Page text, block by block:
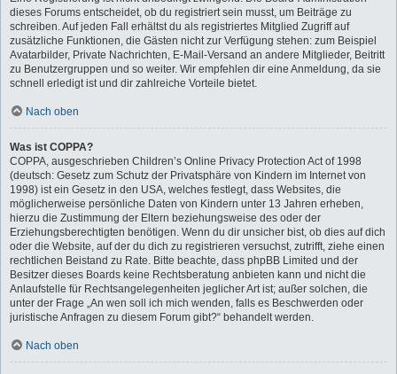
dieses Forums entscheidet, ob du registriert sein musst, um Beiträge zu
schreiben. Auf jeden Fall erhältst du als registriertes Mitglied Zugriff auf
zusätzliche Funktionen, die Gästen nicht zur Verfügung stehen: zum Beispiel
Avatarbilder, Private Nachrichten, E-Mail-Versand an andere Mitglieder, Beitritt
zu Benutzergruppen und so weiter. Wir empfehlen dir eine Anmeldung, da sie
schnell erledigt ist und dir zahlreiche Vorteile bietet.
Nach oben
Was ist COPPA?
COPPA, ausgeschrieben Children’s Online Privacy Protection Act of 1998
(deutsch: Gesetz zum Schutz der Privatsphäre von Kindern im Internet von
1998) ist ein Gesetz in den USA, welches festlegt, dass Websites, die
möglicherweise persönliche Daten von Kindern unter 13 Jahren erheben,
hierzu die Zustimmung der Eltern beziehungsweise des oder der
Erziehungsberechtigten benötigen. Wenn du dir unsicher bist, ob dies auf dich
oder die Website, auf der du dich zu registrieren versuchst, zutrifft, ziehe einen
rechtlichen Beistand zu Rate. Bitte beachte, dass phpBB Limited und der
Besitzer dieses Boards keine Rechtsberatung anbieten kann und nicht die
Anlaufstelle für Rechtsangelegenheiten jeglicher Art ist; außer solchen, die
unter der Frage „An wen soll ich mich wenden, falls es Beschwerden oder
juristische Anfragen zu diesem Forum gibt?“ behandelt werden.
Nach oben